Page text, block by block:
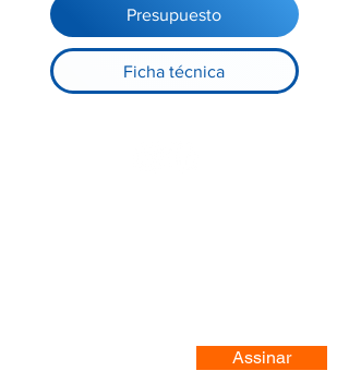
Presupuesto
Ficha técnica
Assinar